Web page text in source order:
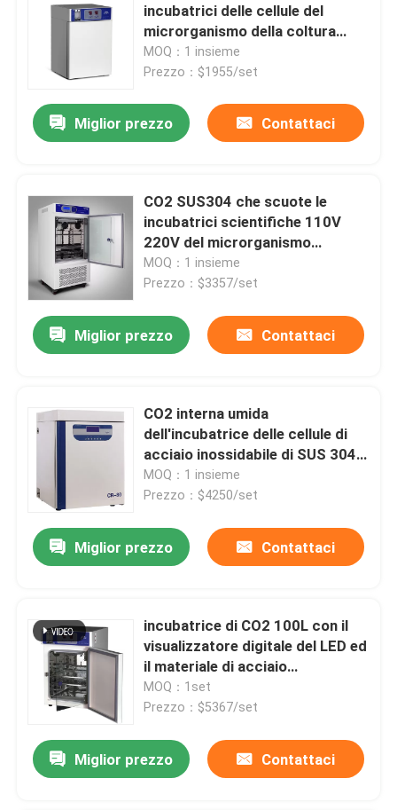
incubatrici delle cellule del
microrganismo della coltura
cellulare
MOQ：1 insieme
Prezzo：$1955/set
Miglior prezzo Contattaci
CO2 SUS304 che scuote le
incubatrici scientifiche 110V
220V del microrganismo
dell'incubatrice
MOQ：1 insieme
Prezzo：$3357/set
Miglior prezzo Contattaci
CO2 interna umida
dell'incubatrice delle cellule di
acciaio inossidabile di SUS 304
dell'incubatrice di CO2 del
laboratorio
MOQ：1 insieme
Prezzo：$4250/set
Miglior prezzo Contattaci
incubatrice di CO2 100L con il
visualizzatore digitale del LED ed
il materiale di acciaio
inossidabile
MOQ：1set
Prezzo：$5367/set
Miglior prezzo Contattaci